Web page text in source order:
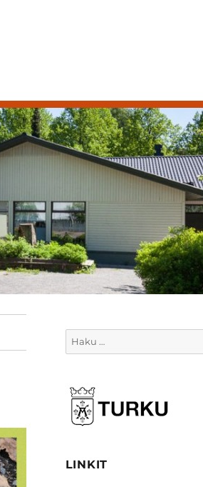
Etsi:
LINKIT